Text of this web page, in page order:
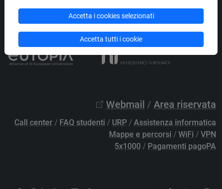
Privacy/Cookies/Credits e note legali
Elenco siti tematici
Webmail / Area riservata
Call center / FAQ studenti / URP / Assistenza informatica
Mappe e percorsi / WiFi / VPN
5x1000 / Pagamenti pagoPA
Accetta i cookies selezionati
Accetta tutti i cookie